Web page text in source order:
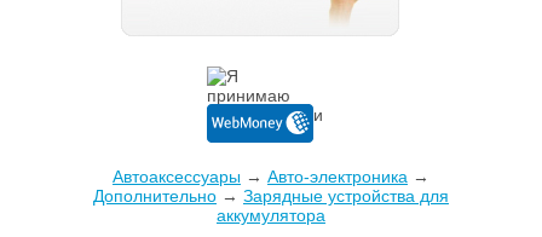
Автоаксессуары→ Авто-электроника →
Дополнительно→ Зарядные устройства для
аккумулятора